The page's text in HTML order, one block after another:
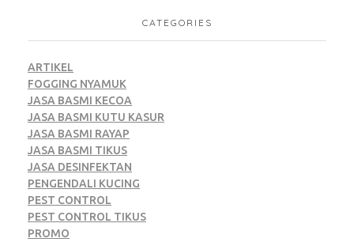
CATEGORIES
ARTIKEL
FOGGING NYAMUK
JASA BASMI KECOA
JASA BASMI KUTU KASUR
JASA BASMI RAYAP
JASA BASMI TIKUS
JASA DESINFEKTAN
PENGENDALI KUCING
PEST CONTROL
PEST CONTROL TIKUS
PROMO